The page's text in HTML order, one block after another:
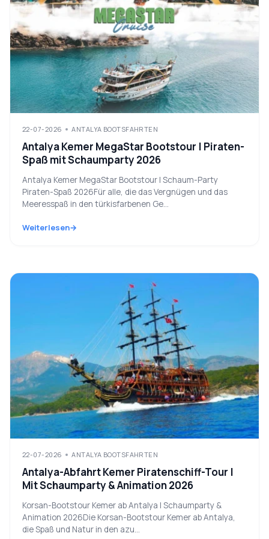
22-07-2026 ANTALYA BOOTSFAHRTEN
Antalya Kemer MegaStar Bootstour | Piraten-
Spaß mit Schaumparty 2026
Antalya Kemer MegaStar Bootstour | Schaum-Party
Piraten-Spaß 2026Für alle, die das Vergnügen und das
Meeresspaß in den türkisfarbenen Ge...
Weiterlesen
22-07-2026 ANTALYA BOOTSFAHRTEN
Antalya-Abfahrt Kemer Piratenschiff-Tour |
Mit Schaumparty & Animation 2026
Korsan-Bootstour Kemer ab Antalya | Schaumparty &
Animation 2026Die Korsan-Bootstour Kemer ab Antalya,
die Spaß und Natur in den azu...